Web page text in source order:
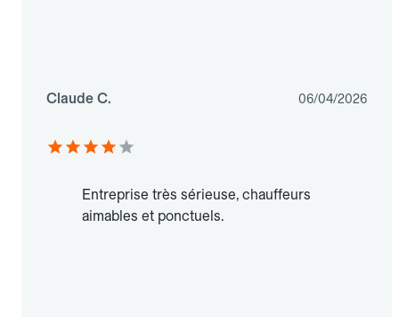
Claude C. 06/04/2026
Entreprise très sérieuse, chauffeurs
aimables et ponctuels.